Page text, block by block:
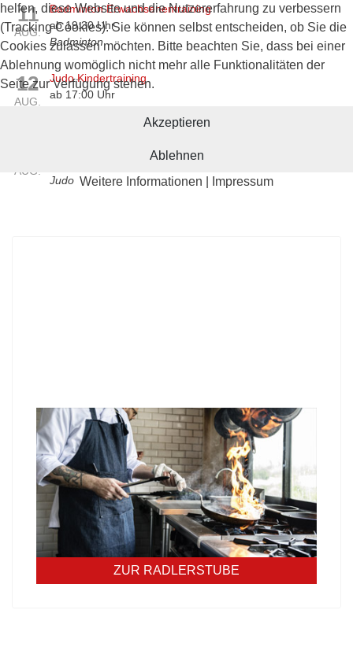
11
AUG.
Badminton Erwachsenentraining
ab 19:30 Uhr
Badminton
12
AUG.
Judo Kindertraining
ab 17:00 Uhr
AUG.
Judo
ZUR RADLERSTUBE
helfen, diese Website und die Nutzererfahrung zu verbessern
(Tracking Cookies). Sie können selbst entscheiden, ob Sie die
Cookies zulassen möchten. Bitte beachten Sie, dass bei einer
Ablehnung womöglich nicht mehr alle Funktionalitäten der
Seite zur Verfügung stehen.
Akzeptieren
Ablehnen
Weitere Informationen
Impressum